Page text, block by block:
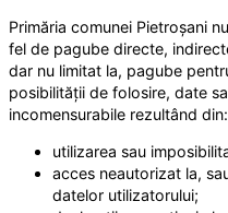
Primăria comunei Pietroșani
fel de pagube directe,
dar nu limitat la, pagube
posibilității de folosire, date
incomensurabile rezultând din:
utilizarea sau
acces neautorizat la,
datelor utilizatorului;